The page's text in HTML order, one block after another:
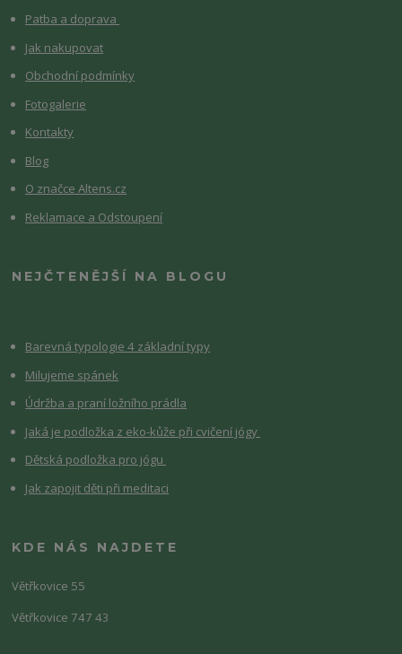
Patba a doprava
Jak nakupovat
Obchodní podmínky
Fotogalerie
Kontakty
Blog
O značce Altens.cz
Reklamace a Odstoupení
NEJČTENĚJŠÍ NA BLOGU
Barevná typologie 4 základní typy
Milujeme spánek
Údržba a praní ložního prádla
Jaká je podložka z eko-kůže při cvičení jógy
Dětská podložka pro jógu
Jak zapojit děti při meditaci
KDE NÁS NAJDETE
Větřkovice 55
Větřkovice 747 43